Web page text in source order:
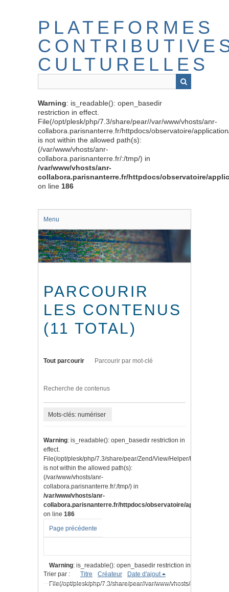
PLATEFORMES
CULTURELLES
Warning: is_readable(): open_basedir
restriction in effect.
File(/opt/plesk/php/7.3/share/pear//var/www/vhosts/anr-
collabora.parisnanterre.fr/httpdocs/observatoire/
is not within the allowed path(s):
(/var/www/vhosts/anr-
collabora.parisnanterre.fr/:/tmp/) in
/var/www/vhosts/anr-
collabora.parisnanterre.fr/httpdocs/observatoire/
on line 186
Menu
PARCOURIR
LES CONTENUS
(11 TOTAL)
Tout parcourir Parcourir par mot-clé
Recherche de contenus
Mots-clés: numériser
Warning: is_readable(): open_basedir restriction in
effect.
File(/opt/plesk/php/7.3/share/pear/Zend/View/Helper/Navigation/
is not within the allowed path(s):
(/var/www/vhosts/anr-
collabora.parisnanterre.fr/:/tmp/) in
/var/www/vhosts/anr-
collabora.parisnanterre.fr/httpdocs/observatoire/application/
on line 186
Page précédente
Warning: is_readable(): open_basedir restriction in effect.
File(/opt/plesk/php/7.3/share/pear//var/www/vhosts/anr-
Trier par : Titre Créateur Date d'ajout